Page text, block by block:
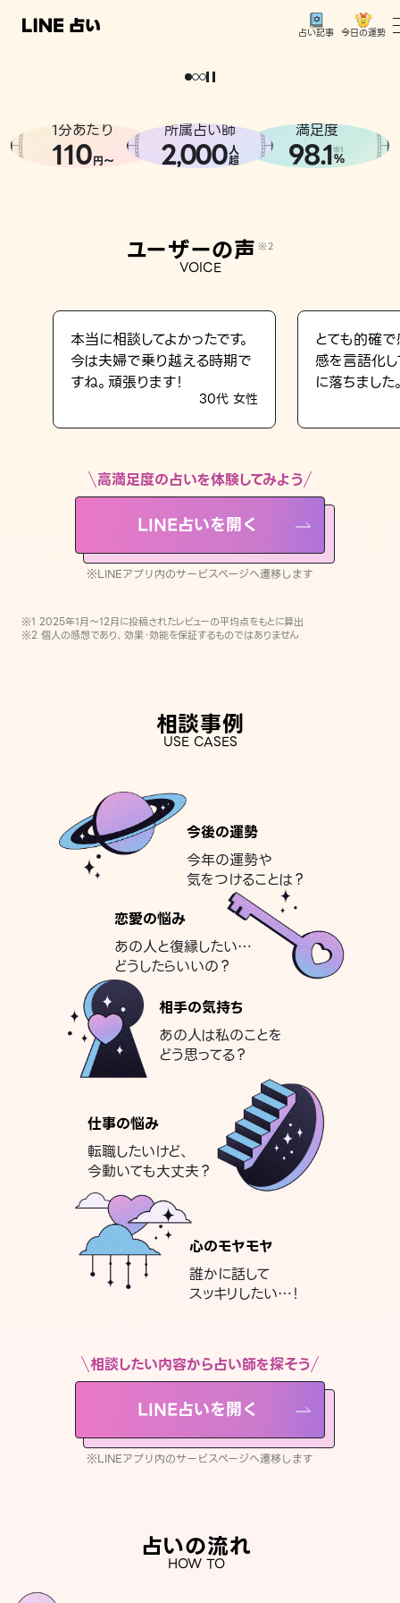
占い記事 今日の運勢
相談事例
LINE占いを開く
※LINEアプリ内のサービスページへ遷移します
どうせなら
。
1分あたり
110円〜
所属占い師
2,000人
超
満足度
98.1※1
%
ユーザーの声 ※2
VOICE
本当に相談してよかったです。
今は夫婦で乗り越える時期で
すね。頑張ります！
30代 女性
とても的確
感を言語化
に落ちました
高満足度の占いを体験してみよう
LINE占いを開く
※LINEアプリ内のサービスページへ遷移します
※1 2025年1月〜12月に投稿されたレビューの平均点をもとに算出
※2 個人の感想であり、効果・効能を保証するものではありません
相談事例
USE CASES
今後の運勢
今年の運勢や
気をつけることは？
恋愛の悩み
あの人と復縁したい…
どうしたらいいの？
相手の気持ち
あの人は私のことを
どう思ってる？
仕事の悩み
転職したいけど、
今動いても大丈夫？
心のモヤモヤ
誰かに話して
スッキリしたい…！
相談したい内容から占い師を探そう
LINE占いを開く
※LINEアプリ内のサービスページへ遷移します
占いの流れ
HOW TO